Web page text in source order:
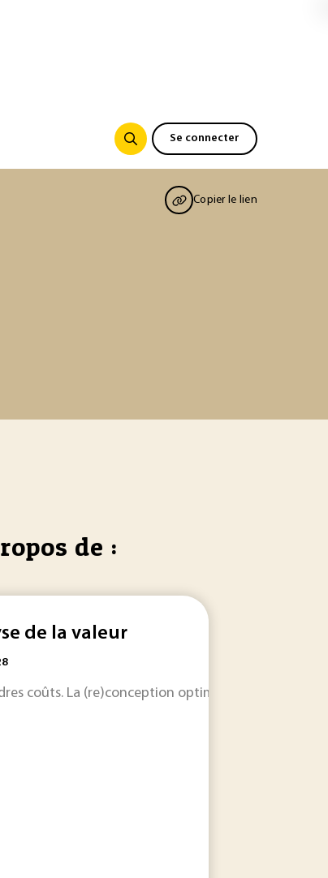
Se connecter
Copier le lien
de :
de présentation des différentes
auxquels il a abouti sans toutefois... Vous avez
de la valeur
coûts. La (re)conception optimale